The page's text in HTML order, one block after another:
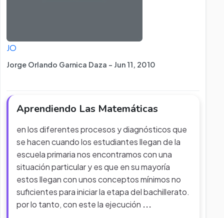
JO
Jorge Orlando Garnica Daza - Jun 11, 2010
Aprendiendo Las Matemáticas
en los diferentes procesos y diagnósticos que
se hacen cuando los estudiantes llegan de la
escuela primaria nos encontramos con una
situación particular y es que en su mayoría
estos llegan con unos conceptos mínimos no
suficientes para iniciar la etapa del bachillerato.
por lo tanto, con este la ejecución ...